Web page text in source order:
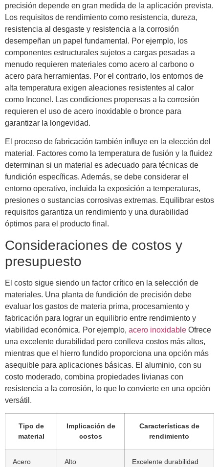
precisión depende en gran medida de la aplicación prevista.
Los requisitos de rendimiento como resistencia, dureza,
resistencia al desgaste y resistencia a la corrosión
desempeñan un papel fundamental. Por ejemplo, los
componentes estructurales sujetos a cargas pesadas a
menudo requieren materiales como acero al carbono o
acero para herramientas. Por el contrario, los entornos de
alta temperatura exigen aleaciones resistentes al calor
como Inconel. Las condiciones propensas a la corrosión
requieren el uso de acero inoxidable o bronce para
garantizar la longevidad.
El proceso de fabricación también influye en la elección del
material. Factores como la temperatura de fusión y la fluidez
determinan si un material es adecuado para técnicas de
fundición específicas. Además, se debe considerar el
entorno operativo, incluida la exposición a temperaturas,
presiones o sustancias corrosivas extremas. Equilibrar estos
requisitos garantiza un rendimiento y una durabilidad
óptimos para el producto final.
Consideraciones de costos y
presupuesto
El costo sigue siendo un factor crítico en la selección de
materiales. Una planta de fundición de precisión debe
evaluar los gastos de materia prima, procesamiento y
fabricación para lograr un equilibrio entre rendimiento y
viabilidad económica. Por ejemplo, acero inoxidable Ofrece
una excelente durabilidad pero conlleva costos más altos,
mientras que el hierro fundido proporciona una opción más
asequible para aplicaciones básicas. El aluminio, con su
costo moderado, combina propiedades livianas con
resistencia a la corrosión, lo que lo convierte en una opción
versátil.
Tipo de
material
Implicación de
costos
Características de
rendimiento
Acero
Alto Excelente durabilidad